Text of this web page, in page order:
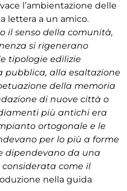
l’ambientazione delle
lettera a un amico.
il senso della comunità,
si rigenerano
tipologie edilizie
pubblica, alla esaltazione
della memoria
di nuove città o
più antichi era
ortogonale e le
per lo più a forme
dipendevano da una
come il
nella guida